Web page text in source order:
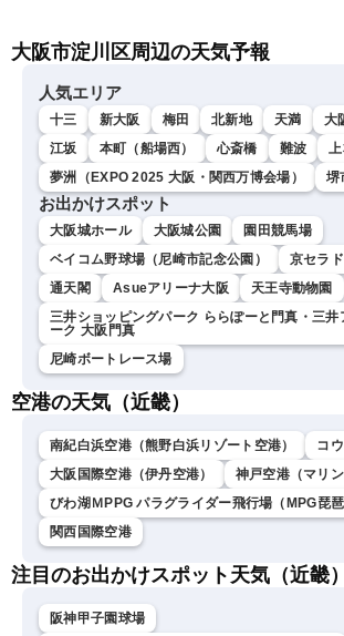
衣／芳野達郎〉
大阪市淀川区周辺の天気予報
人気エリア
十三 新大阪 梅田 北新地 天満 大
江坂
本町（船場西） 心斎橋 難波
夢洲（EXPO 2025 大阪・関西万博会場）
堺
お出かけスポット
大阪城ホール 大阪城公園
園田競馬場
ベイコム野球場（尼崎市記念公園）
京セラ
通天閣
Asueアリーナ大阪
天王寺動物園
三井ショッピングパーク ららぽーと門真・三井
ーク 大阪門真
尼崎ボートレース場
空港の天気（近畿）
南紀白浜空港（熊野白浜リゾート空港）
コ
大阪国際空港（伊丹空港）
神戸空港（マリン
びわ湖ＭPPG パラグライダー飛行場（MPG琵琶
関西国際空港
注目のお出かけスポット天気（近畿）
阪神甲子園球場